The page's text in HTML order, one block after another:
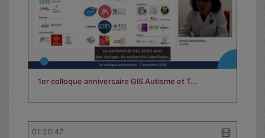
1er colloque anniversaire GIS Autisme et T…
01:20:47